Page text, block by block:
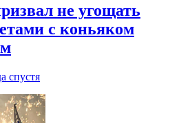
не угощать
с коньяком
спустя